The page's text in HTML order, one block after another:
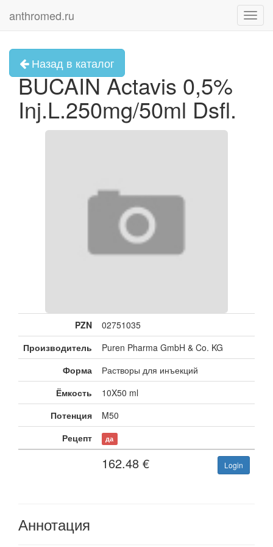
anthromed.ru
Назад в каталог
BUCAIN Actavis 0,5%
Inj.L.250mg/50ml Dsfl.
PZN
02751035
Производитель
Puren Pharma GmbH & Co. KG
Форма
Растворы для инъекций
Ёмкость
10X50 ml
Потенция
M50
Рецепт
да
162.48 € Login
Аннотация